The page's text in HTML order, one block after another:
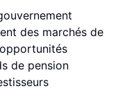
des marchés de
de pension